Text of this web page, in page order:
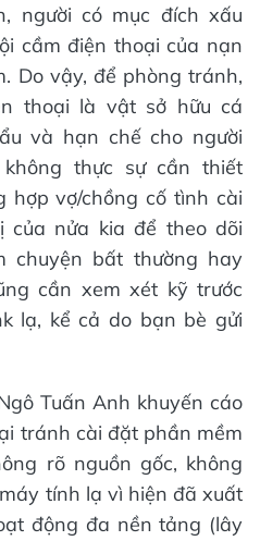
người có mục đích xấu
cầm điện thoại của nạn
Do vậy, để phòng tránh,
thoại là vật sở hữu cá
và hạn chế cho người
thực sự cần thiết
hợp vợ/chồng cố tình cài
của nửa kia để theo dõi
chuyện bất thường hay
cần xem xét kỹ trước
lạ, kể cả do bạn bè gửi
Tuấn Anh khuyến cáo
tránh cài đặt phần mềm
rõ nguồn gốc, không
tính lạ vì hiện đã xuất
động đa nền tảng (lây